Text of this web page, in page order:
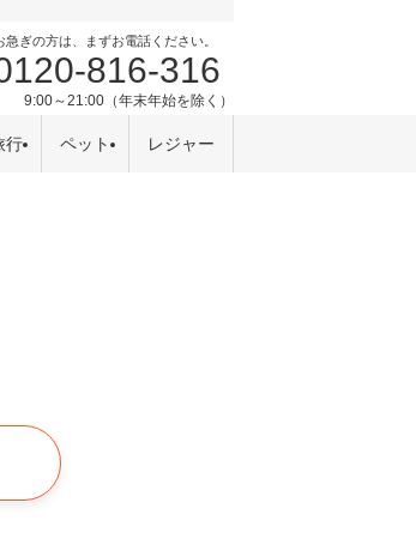
急ぎの方は、まずお電話ください。
816-316
9:00～21:00（年末年始を除く）
行 ペット レジャー